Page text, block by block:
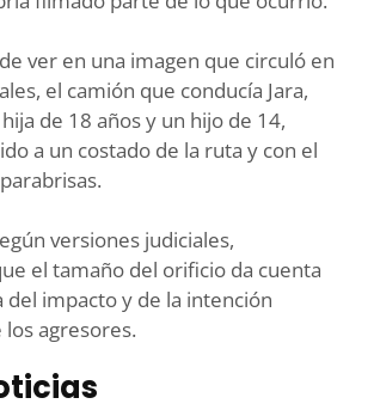
ver en una imagen que circuló en
el camión que conducía Jara,
de 18 años y un hijo de 14,
a un costado de la ruta y con el
versiones judiciales,
el tamaño del orificio da cuenta
del impacto y de la intención
los agresores.